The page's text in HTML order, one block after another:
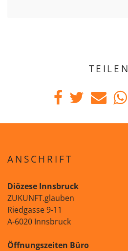
TEILEN
ANSCHRIFT
Diözese Innsbruck
ZUKUNFT.glauben
Riedgasse 9-11
A-6020 Innsbruck
Öffnungszeiten Büro